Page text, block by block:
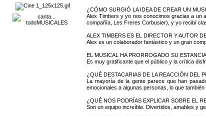
¿CÓMO SURGIÓ LA IDEA DE CREAR UN
Alex Timbers y yo nos conocimos gracias a un
compañía, Les Freres Corbusier), y yo recibí
ALEX TIMBERS ES EL DIRECTOR Y AUTOR
Alex es un colaborador fantástico y un gran
EL MUSICAL HA PRORROGADO SU
Es muy gratificante que el público y la crítica
¿QUÉ DESTACARIAS DE LA REACCIÓN DEL
La mayoría de la gente parece que han
emocionales a algunas personas, lo que también
¿QUÉ NOS PODRÍAS EXPLICAR SOBRE EL
Son un equipo increíble. Divertidos, amables y